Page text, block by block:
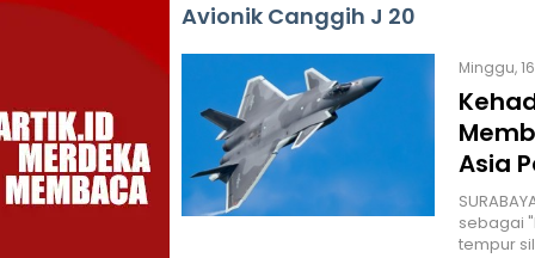
Avionik Canggih J 20
Minggu,
Asia
sebagai
tempur